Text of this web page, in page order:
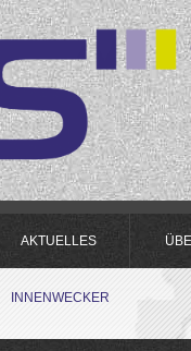
AKTUELLES
INNENWECKER